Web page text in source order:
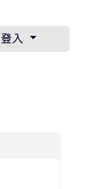
登入